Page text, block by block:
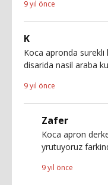
9 yıl önce
K
Koca apronda
disarida nasil araba
9 yıl önce
Zafer
Koca apron
yrutuyoruz
9 yıl önce